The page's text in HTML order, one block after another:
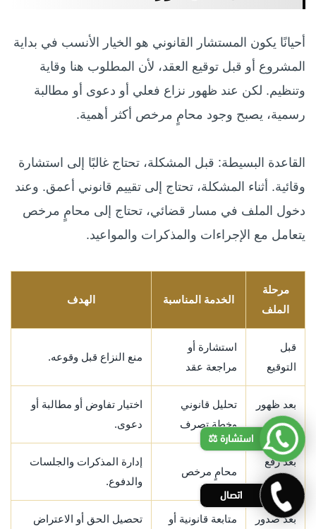
أحيانًا يكون المستشار القانوني هو الخيار الأنسب في بداية
المشروع أو قبل توقيع العقد، لأن المطلوب هنا وقاية
وتنظيم. لكن عند ظهور نزاع فعلي أو دعوى أو مطالبة
رسمية، يصبح وجود محامٍ مرخص أكثر أهمية.
القاعدة البسيطة: قبل المشكلة، تحتاج غالبًا إلى استشارة
وقائية. أثناء المشكلة، تحتاج إلى تقييم قانوني أعمق. وعند
دخول الملف في مسار قضائي، تحتاج إلى محامٍ مرخص
يتعامل مع الإجراءات والمذكرات والمواعيد.
مرحلة
الملف
الخدمة المناسبة الهدف
قبل
التوقيع
استشارة أو
مراجعة عقد
منع النزاع قبل وقوعه.
بعد ظهور
خلاف
تحليل قانوني
وخطة تصرف
اختيار تفاوض أو مطالبة أو
دعوى.
بعد رفع
الدعوى
محامٍ مرخص
إدارة المذكرات والجلسات
والدفوع.
بعد صدور متابعة قانونية أو تحصيل الحق أو الاعتراض
اتصال
استشارة ⚖️